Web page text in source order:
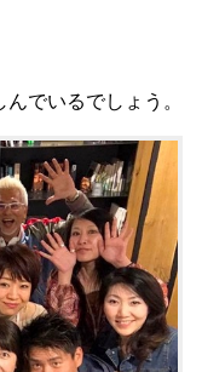
でいるでしょう。